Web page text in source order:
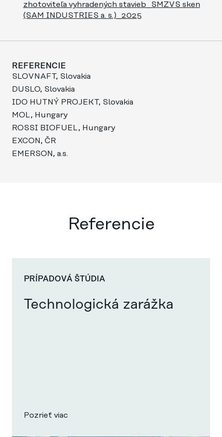
zhotoviteľa vyhradených stavieb_SMZVS sken
(SAM INDUSTRIES a. s.)_2025
REFERENCIE
SLOVNAFT, Slovakia
DUSLO, Slovakia
IDO HUTNÝ PROJEKT, Slovakia
MOL, Hungary
ROSSI BIOFUEL, Hungary
EXCON, ČR
EMERSON, a.s.
Referencie
PRÍPADOVÁ ŠTÚDIA
Technologická zarážka
Pozrieť viac